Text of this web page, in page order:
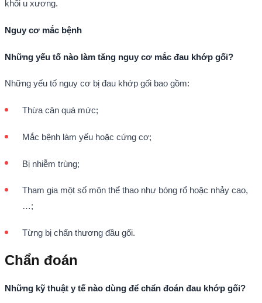
khối u xương.
Nguy cơ mắc bệnh
Những yếu tố nào làm tăng nguy cơ mắc đau khớp gối?
Những yếu tố nguy cơ bị đau khớp gối bao gồm:
Thừa cân quá mức;
Mắc bệnh làm yếu hoặc cứng cơ;
Bị nhiễm trùng;
Tham gia một số môn thể thao như bóng rổ hoặc nhảy cao,
…;
Từng bị chấn thương đầu gối.
Chẩn đoán
Những kỹ thuật y tế nào dùng để chẩn đoán đau khớp gối?